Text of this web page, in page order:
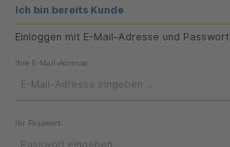
Ich bin bereits Kunde
Einloggen mit E-Mail-Adresse und Passwort
Ihre E-Mail-Adresse
Ihr Passwort